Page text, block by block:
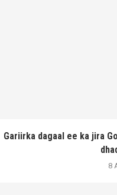
Gariirka dagaal ee ka jira
8